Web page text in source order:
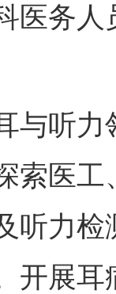
医务
听力
索医
听力
开展